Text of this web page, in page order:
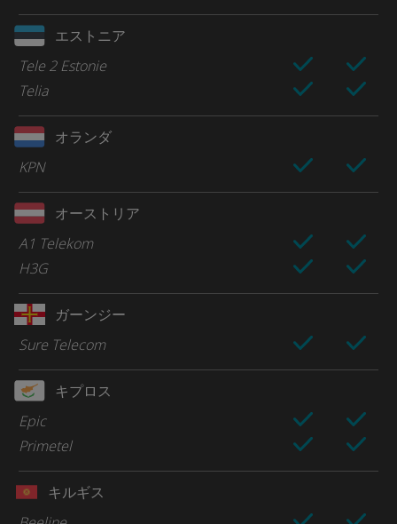
エストニア
Tele 2 Estonie
Telia
オランダ
KPN
オーストリア
A1 Telekom
H3G
ガーンジー
Sure Telecom
キプロス
Epic
Primetel
キルギス